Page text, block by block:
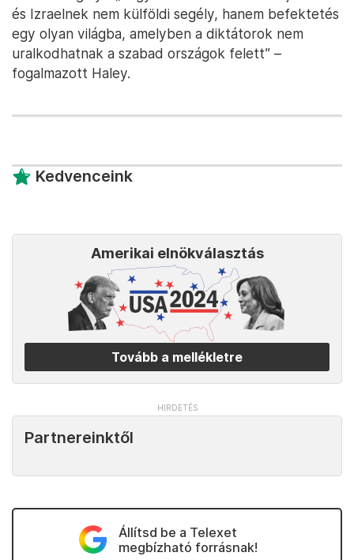
és Izraelnek nem külföldi segély, hanem befektetés
egy olyan világba, amelyben a diktátorok nem
uralkodhatnak a szabad országok felett” –
fogalmazott Haley.
Kedvenceink
Amerikai elnökválasztás
Tovább a mellékletre
Partnereinktől
Állítsd be a Telexet
megbízható forrásnak!